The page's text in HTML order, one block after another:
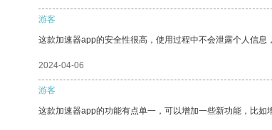
游客
这款加速器app的安全性很高，使用过程中不会泄露个人信息
2024-04-06
游客
这款加速器app的功能有点单一，可以增加一些新功能，比如